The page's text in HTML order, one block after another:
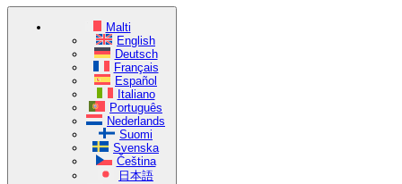
Malti
English
Deutsch
Français
Español
Italiano
Português
Nederlands
Suomi
Svenska
Čeština
日本語